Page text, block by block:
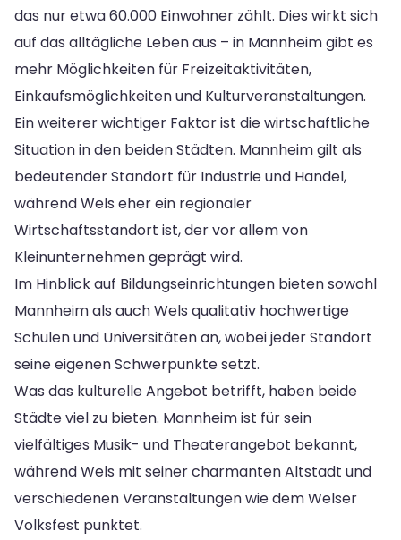
das nur etwa 60.000 Einwohner zählt. Dies wirkt sich
auf das alltägliche Leben aus – in Mannheim gibt es
mehr Möglichkeiten für Freizeitaktivitäten,
Einkaufsmöglichkeiten und Kulturveranstaltungen.
Ein weiterer wichtiger Faktor ist die wirtschaftliche
Situation in den beiden Städten. Mannheim gilt als
bedeutender Standort für Industrie und Handel,
während Wels eher ein regionaler
Wirtschaftsstandort ist, der vor allem von
Kleinunternehmen geprägt wird.
Im Hinblick auf Bildungseinrichtungen bieten sowohl
Mannheim als auch Wels qualitativ hochwertige
Schulen und Universitäten an, wobei jeder Standort
seine eigenen Schwerpunkte setzt.
Was das kulturelle Angebot betrifft, haben beide
Städte viel zu bieten. Mannheim ist für sein
vielfältiges Musik- und Theaterangebot bekannt,
während Wels mit seiner charmanten Altstadt und
verschiedenen Veranstaltungen wie dem Welser
Volksfest punktet.